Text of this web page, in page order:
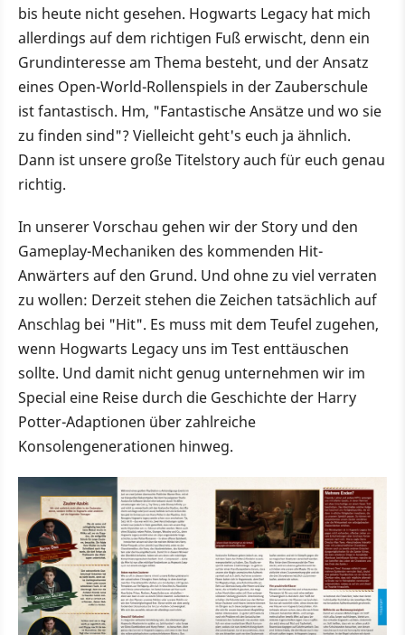
bis heute nicht gesehen. Hogwarts Legacy hat mich
allerdings auf dem richtigen Fuß erwischt, denn ein
Grundinteresse am Thema besteht, und der Ansatz
eines Open-World-Rollenspiels in der Zauberschule
ist fantastisch. Hm, "Fantastische Ansätze und wo sie
zu finden sind"? Vielleicht geht's euch ja ähnlich.
Dann ist unsere große Titelstory auch für euch genau
richtig.
In unserer Vorschau gehen wir der Story und den
Gameplay-Mechaniken des kommenden Hit-
Anwärters auf den Grund. Und ohne zu viel verraten
zu wollen: Derzeit stehen die Zeichen tatsächlich auf
Anschlag bei "Hit". Es muss mit dem Teufel zugehen,
wenn Hogwarts Legacy uns im Test enttäuschen
sollte. Und damit nicht genug unternehmen wir im
Special eine Reise durch die Geschichte der Harry
Potter-Adaptionen über zahlreiche
Konsolengenerationen hinweg.